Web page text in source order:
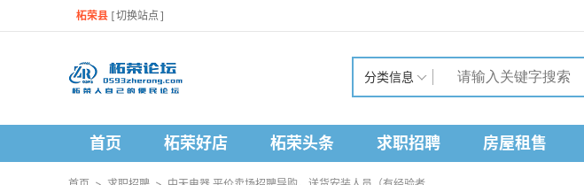
柘荣县 [切换站点 ]
分类信息
首页 柘荣好店 柘荣头条 求职招聘 房屋租售